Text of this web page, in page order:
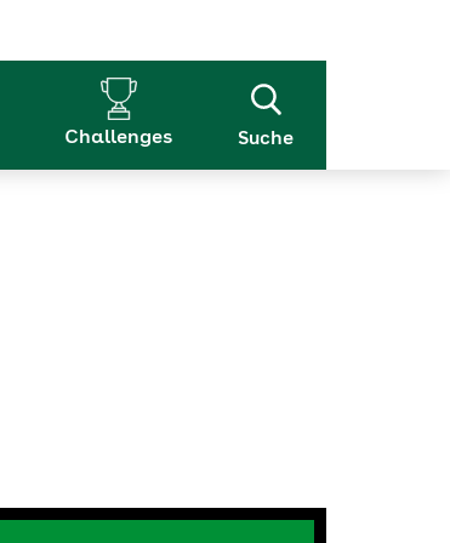
Challenges Suche